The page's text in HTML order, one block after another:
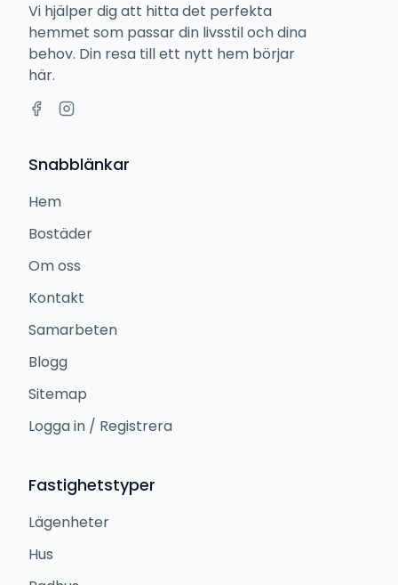
Vi hjälper dig att hitta det perfekta
hemmet som passar din livsstil och dina
behov. Din resa till ett nytt hem börjar
här.
Snabblänkar
Hem
Bostäder
Om oss
Kontakt
Samarbeten
Blogg
Sitemap
Logga in / Registrera
Fastighetstyper
Lägenheter
Hus